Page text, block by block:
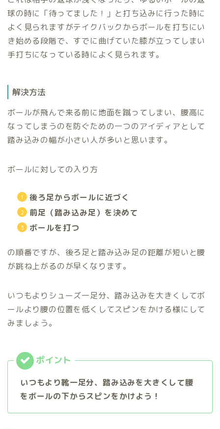
球の時に「待ってました！」と打ち込みに行った時に
よく見られますがテイクバックからボールを打ちにい
き始める段階で、すでに曲げていた膝が立ってしまい
手打ちになっている時によく見られます。
解決方法
ボールが飛んで来る前に地面を蹴ってしまい、腰高に
なってしまうのを防ぐための一つのアイディアとして
踏み込みの幅が小さい人が多いと思います。
ボールに対しての入り方
後ろ足からボールに近づく
前足（踏み込み足）を決めて
ボールを打つ
の順番ですが、後ろ足と踏み込み足の距離が短いと腰
が跳ね上がるのが早くなります。
いつもよりシューズ一足分、踏み込みを大きくしてボ
ールより腰の位置を低くしてスピンをかける様にして
みましょう。
いつもより靴一足分、踏み込みを大きくして腰
をボールの下からスピンをかけよう！